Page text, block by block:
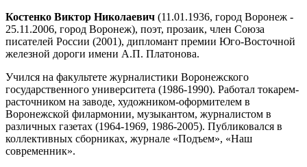
Костенко Виктор Николаевич (11.01.1936, город Воронеж -
25.11.2006, город Воронеж), поэт, прозаик, член Союза
писателей России (2001), дипломант премии Юго-Восточной
железной дороги имени А.П. Платонова.
Учился на факультете журналистики Воронежского
государственного университета (1986-1990). Работал токарем-
расточником на заводе, художником-оформителем в
Воронежской филармонии, музыкантом, журналистом в
различных газетах (1964-1969, 1986-2005). Публиковался в
коллективных сборниках, журнале «Подъем», «Наш
современник».